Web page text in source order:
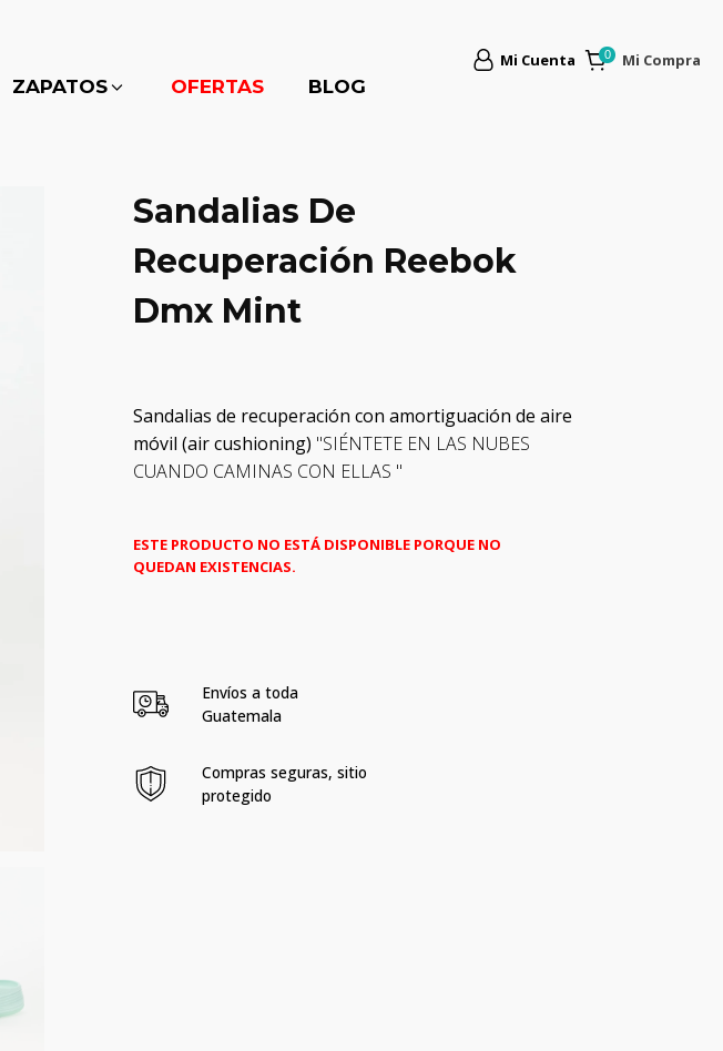
ZAPATOS OFERTAS BLOG
Mi Cuenta Mi Compra
Sandalias De
Recuperación Reebok
Dmx Mint
Sandalias de recuperación con amortiguación de aire
móvil (air cushioning) "SIÉNTETE EN LAS NUBES
CUANDO CAMINAS CON ELLAS "
ESTE PRODUCTO NO ESTÁ DISPONIBLE PORQUE NO
QUEDAN EXISTENCIAS.
Envíos a toda
Guatemala
Compras seguras, sitio
protegido